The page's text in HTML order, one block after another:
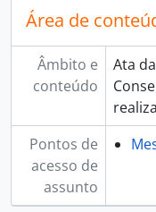
Área de
Âmbito e
conteúdo
Ata
Pontos de
acesso de
assunto